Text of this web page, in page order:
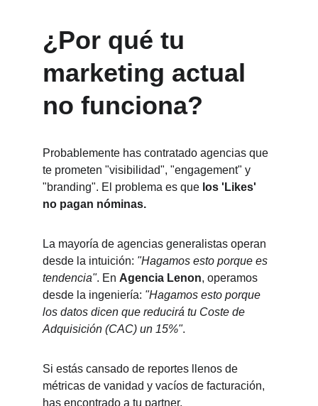
¿Por qué tu
marketing actual
no funciona?
Probablemente has contratado agencias que
te prometen "visibilidad", "engagement" y
"branding". El problema es que los 'Likes'
no pagan nóminas.
La mayoría de agencias generalistas operan
desde la intuición: "Hagamos esto porque es
tendencia". En Agencia Lenon, operamos
desde la ingeniería: "Hagamos esto porque
los datos dicen que reducirá tu Coste de
Adquisición (CAC) un 15%".
Si estás cansado de reportes llenos de
métricas de vanidad y vacíos de facturación,
has encontrado a tu partner.